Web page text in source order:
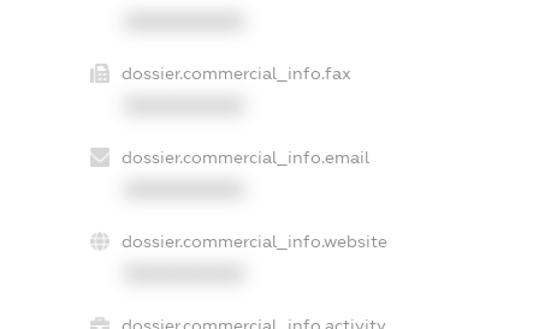
dossier.commercial_info.fax
dossier.commercial_info.email
dossier.commercial_info.website
dossier.commercial_info.activity